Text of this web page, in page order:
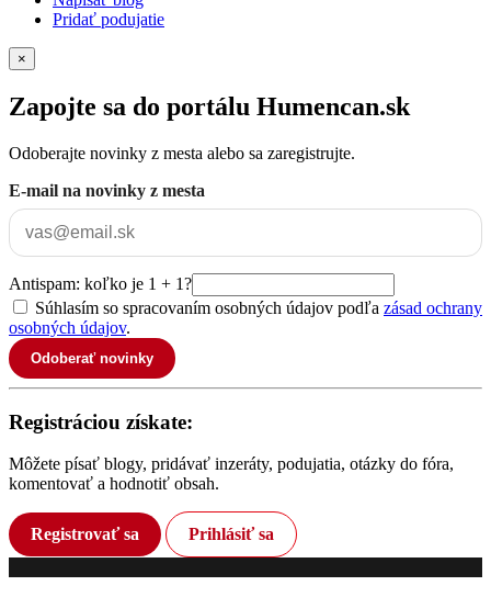
Pridať podujatie
×
Zapojte sa do portálu Humencan.sk
Odoberajte novinky z mesta alebo sa zaregistrujte.
E-mail na novinky z mesta
Antispam: koľko je 1 + 1?
Súhlasím so spracovaním osobných údajov podľa zásad ochrany
osobných údajov.
Odoberať novinky
Registráciou získate:
Môžete písať blogy, pridávať inzeráty, podujatia, otázky do fóra,
komentovať a hodnotiť obsah.
Registrovať sa Prihlásiť sa